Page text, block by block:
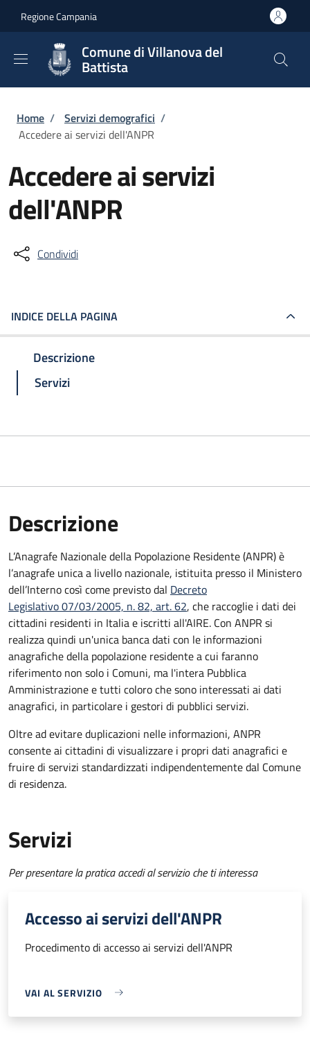
Regione Campania
Comune di Villanova del
Battista
Briciole di pane
Home / Servizi demografici /
Accedere ai servizi dell'ANPR
Accedere ai servizi
dell'ANPR
Condividi
INDICE DELLA PAGINA
Descrizione
Servizi
Descrizione
L’Anagrafe Nazionale della Popolazione Residente (ANPR) è
l’anagrafe unica a livello nazionale, istituita presso il Ministero
dell’Interno così come previsto dal Decreto
Legislativo 07/03/2005, n. 82, art. 62, che raccoglie i dati dei
cittadini residenti in Italia e iscritti all'AIRE. Con ANPR si
realizza quindi un'unica banca dati con le informazioni
anagrafiche della popolazione residente a cui faranno
riferimento non solo i Comuni, ma l'intera Pubblica
Amministrazione e tutti coloro che sono interessati ai dati
anagrafici, in particolare i gestori di pubblici servizi.
Oltre ad evitare duplicazioni nelle informazioni, ANPR
consente ai cittadini di visualizzare i propri dati anagrafici e
fruire di servizi standardizzati indipendentemente dal Comune
di residenza.
Servizi
Per presentare la pratica accedi al servizio che ti interessa
Accesso ai servizi dell'ANPR
Procedimento di accesso ai servizi dell'ANPR
VAI AL SERVIZIO